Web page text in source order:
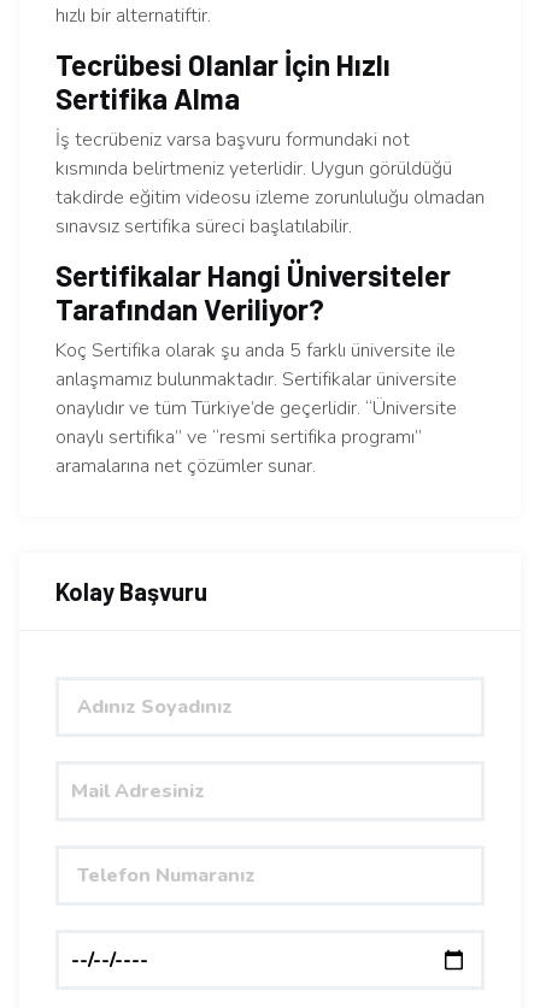
hızlı bir alternatiftir.
Tecrübesi Olanlar İçin Hızlı
Sertifika Alma
İş tecrübeniz varsa başvuru formundaki not
kısmında belirtmeniz yeterlidir. Uygun görüldüğü
takdirde eğitim videosu izleme zorunluluğu olmadan
sınavsız sertifika süreci başlatılabilir.
Sertifikalar Hangi Üniversiteler
Tarafından Veriliyor?
Koç Sertifika olarak şu anda 5 farklı üniversite ile
anlaşmamız bulunmaktadır. Sertifikalar üniversite
onaylıdır ve tüm Türkiye’de geçerlidir. “Üniversite
onaylı sertifika” ve “resmi sertifika programı”
aramalarına net çözümler sunar.
Kolay Başvuru